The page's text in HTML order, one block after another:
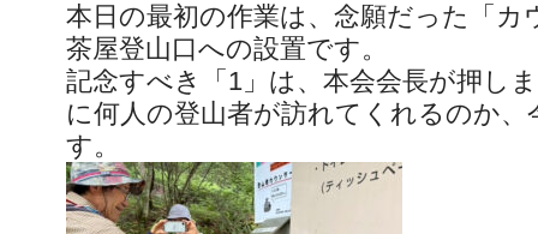
本日の最初の作業は、念願だった「カ
茶屋登山口への設置です。
記念すべき「1」は、本会会長が押し
に何人の登山者が訪れてくれるのか
す。